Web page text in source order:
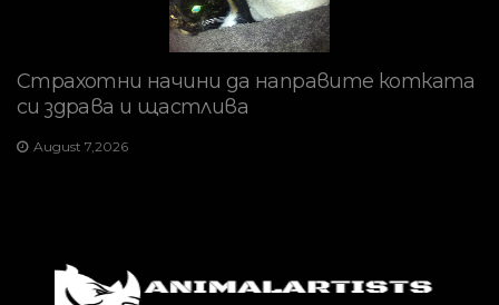
Страхотни начини да направите котката
си здрава и щастлива
August 7,2026